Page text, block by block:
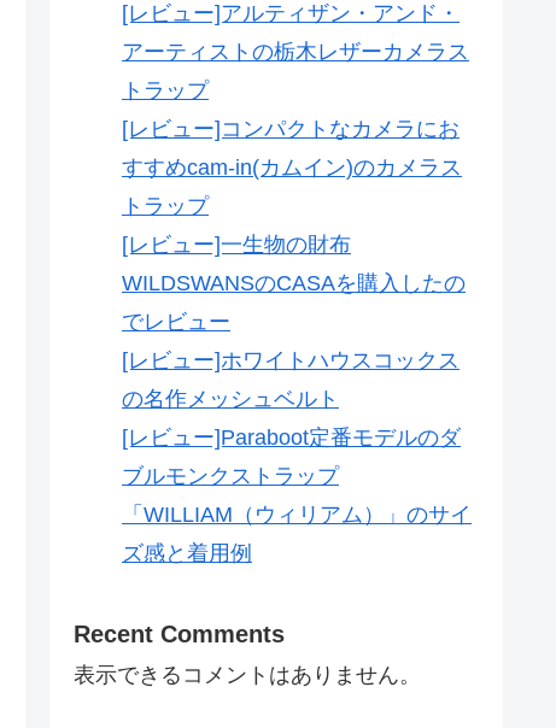
[レビュー]アルティザン・アンド・
アーティストの栃木レザーカメラス
トラップ
[レビュー]コンパクトなカメラにお
すすめcam-in(カムイン)のカメラス
トラップ
[レビュー]一生物の財布
WILDSWANSのCASAを購入したの
でレビュー
[レビュー]ホワイトハウスコックス
の名作メッシュベルト
[レビュー]Paraboot定番モデルのダ
ブルモンクストラップ
「WILLIAM（ウィリアム）」のサイ
ズ感と着用例
Recent Comments
表示できるコメントはありません。